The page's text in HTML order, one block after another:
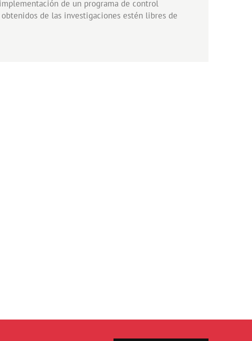
de un programa de control
de las investigaciones estén libres de